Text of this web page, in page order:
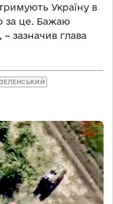
Україну в
за це. Бажаю
– зазначив глава